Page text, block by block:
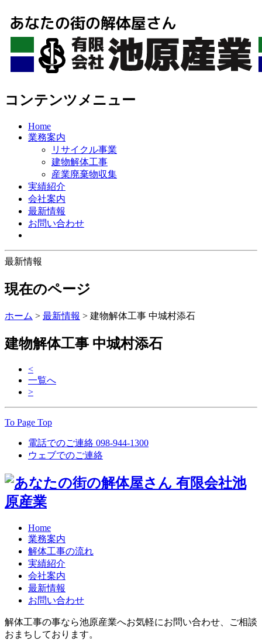
コンテンツメニュー
Home
業務案内
リサイクル事業
建物解体工事
産業廃棄物収集
実績紹介
会社案内
最新情報
お問い合わせ
最新情報
現在のページ
ホーム > 最新情報 > 建物解体工事 中城村添石
建物解体工事 中城村添石
<
一覧へ
>
To Page Top
電話でのご連絡 098-944-1300
ウェブでのご連絡
Home
業務案内
解体工事の流れ
実績紹介
会社案内
最新情報
お問い合わせ
解体工事の事なら池原産業へお気軽にお問い合わせ、ご相談
おまちしております。